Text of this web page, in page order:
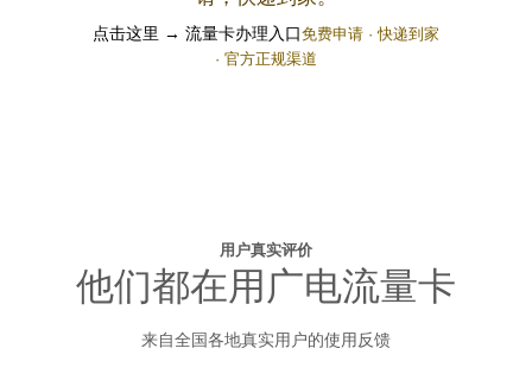
点击这里 → 流量卡办理入口免费申请 · 快递到家
· 官方正规渠道
用户真实评价
他们都在用广电流量卡
来自全国各地真实用户的使用反馈